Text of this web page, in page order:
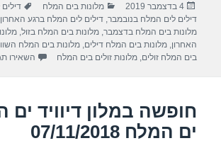
e
b
o
k
s
A
p
gr
a
m
e
פורסם
בתאריך
4 בדצמבר 2019 קטגוריות
מלונות בים המלח תגיות
דילים לים המלח בנובמבר,דילים לים המלח ברגע האחרון
מלונות בים המלח בדצמבר,מלונות בים המלח בזול,
האחרון,מלונות בים המלח דילים,מלונות בים המלח
בים המלח זולים,מלונות זולים בים המלח השאירו
חופשה במלון דיוויד
ים המלח 07/11/2018